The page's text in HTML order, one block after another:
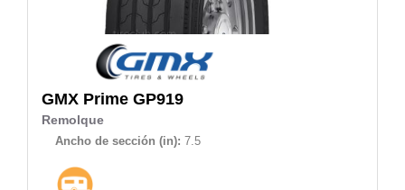
GMX Prime GP919
Remolque
Ancho de sección (in): 7.5